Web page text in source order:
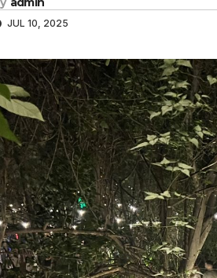
JUL 10, 2025